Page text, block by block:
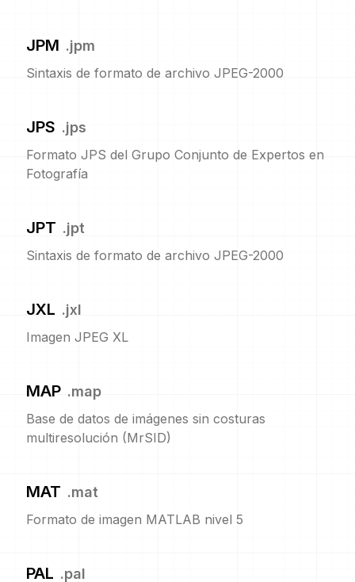
JPM .jpm
Sintaxis de formato de archivo JPEG-2000
JPS .jps
Formato JPS del Grupo Conjunto de Expertos en
Fotografía
JPT .jpt
Sintaxis de formato de archivo JPEG-2000
JXL .jxl
Imagen JPEG XL
MAP .map
Base de datos de imágenes sin costuras
multiresolución (MrSID)
MAT .mat
Formato de imagen MATLAB nivel 5
PAL .pal